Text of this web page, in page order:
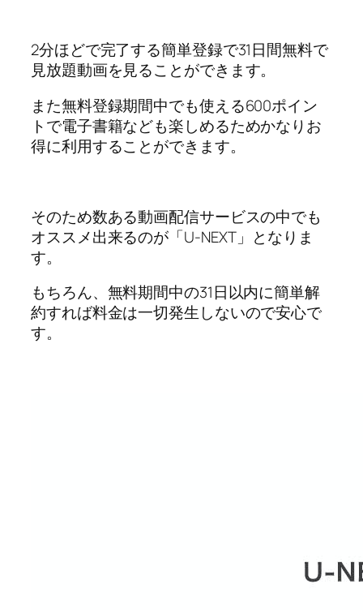
2分ほどで完了する簡単登録で31日間無料で
見放題動画を見ることができます。
また無料登録期間中でも使える600ポイン
トで電子書籍なども楽しめるためかなりお
得に利用することができます。
そのため数ある動画配信サービスの中でも
オススメ出来るのが「U-NEXT」となりま
す。
もちろん、無料期間中の31日以内に簡単解
約すれば料金は一切発生しないので安心で
す。